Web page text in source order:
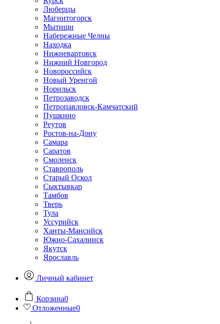
Люберцы
Магнитогорск
Мытищи
Набережные Челны
Находка
Нижневартовск
Нижний Новгород
Новороссийск
Новый Уренгой
Норильск
Петрозаводск
Петропавловск-Камчатский
Пушкино
Реутов
Ростов-на-Дону
Самара
Саратов
Смоленск
Ставрополь
Старый Оскол
Сыктывкар
Тамбов
Тверь
Тула
Уссурийск
Ханты-Мансийск
Южно-Сахалинск
Якутск
Ярославль
Личный кабинет
Корзина0
Отложенные0